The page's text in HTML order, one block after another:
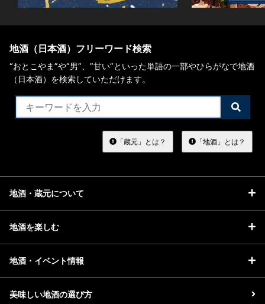
地酒（日本酒）フリーワード検索
“おとこやま”や“男”、”甘い”といった単語の一部やひらがなで地酒
（日本酒）を検索していただけます。
検
索
る
「蔵元」とは？ 「地酒」とは？
地酒・蔵元について
地酒を楽しむ
地酒・イベント情報
美味しい地酒の選び方